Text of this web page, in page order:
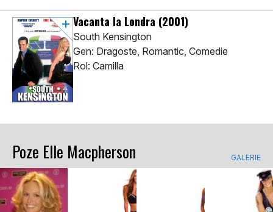
Vacanta la Londra (2001)
South Kensington
Gen: Dragoste, Romantic, Comedie
Rol: Camilla
Poze Elle Macpherson GALERIE